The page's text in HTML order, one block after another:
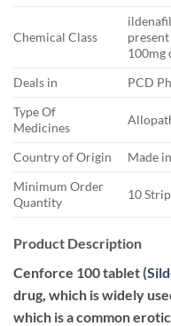
Chemical Class
100mg
Deals in
PCD
Type Of
Medicines
Country of Origin
Made
Minimum Order
Quantity
10
Product Description
Cenforce 100 tablet (
drug, which is widely
which is a common